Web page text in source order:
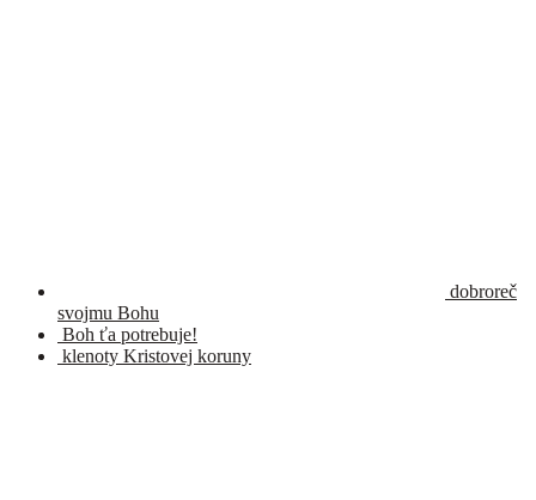
dobroreč
svojmu Bohu
Boh ťa potrebuje!
klenoty Kristovej koruny